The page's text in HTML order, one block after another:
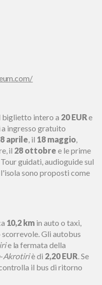
biglietto intero a 20 EURe
a ingresso gratuito
aprile , il 18 maggio,
il 28 ottobre e le prime
guidati, audioguide sul
sono proposti come
10,2 km in auto o taxi,
Gli autobus
e la fermata della
-Akrotiriè di 2,20 EUR . Se
il bus di ritorno